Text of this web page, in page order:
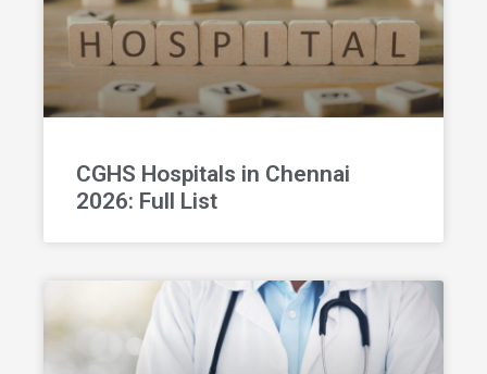
CGHS Hospitals in Chennai
2026: Full List